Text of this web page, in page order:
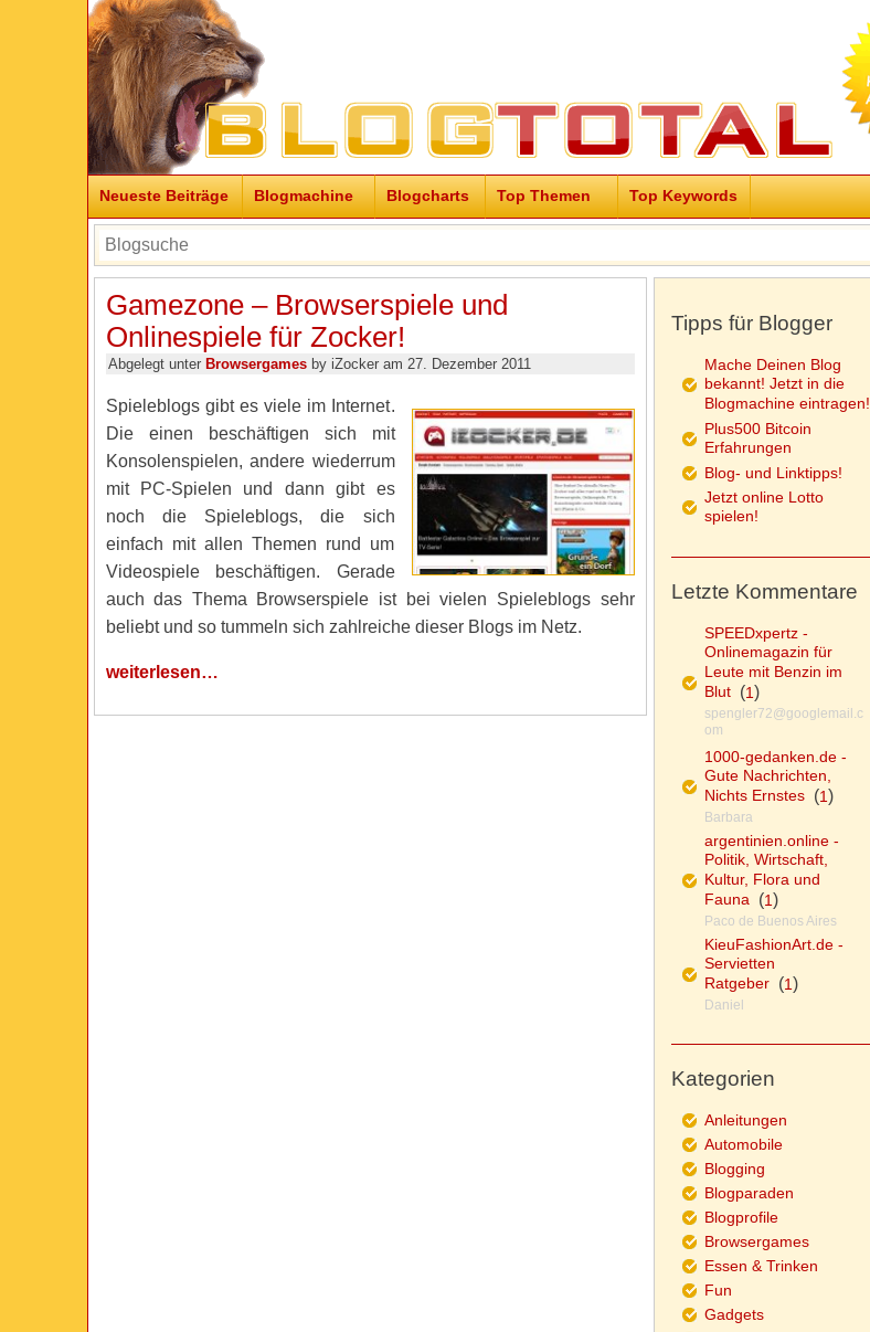
Neueste Beiträge Blogmachine Blogcharts Top Themen Top Keywords
Gamezone – Browserspiele und
Onlinespiele für Zocker!
Abgelegt unter Browsergamesby iZocker am 27. Dezember 2011
Spieleblogs gibt es viele im Internet.
Die einen beschäftigen sich mit
Konsolenspielen, andere wiederrum
mit PC-Spielen und dann gibt es
noch die Spieleblogs, die sich
einfach mit allen Themen rund um
Videospiele beschäftigen. Gerade
auch das Thema Browserspiele ist bei vielen Spieleblogs sehr
beliebt und so tummeln sich zahlreiche dieser Blogs im Netz.
weiterlesen…
Tipps für Blogger
Mache Deinen Blog
bekannt! Jetzt in die
Blogmachine eintragen!
Plus500 Bitcoin
Erfahrungen
Blog- und Linktipps!
Jetzt online Lotto
spielen!
Letzte Kommentare
SPEEDxpertz -
Onlinemagazin für
Leute mit Benzin im
Blut(1)
spengler72@googlemail.c
om
1000-gedanken.de -
Gute Nachrichten,
Nichts Ernstes(1)
Barbara
argentinien.online -
Politik, Wirtschaft,
Kultur, Flora und
Fauna(1)
Paco de Buenos Aires
KieuFashionArt.de -
Servietten
Ratgeber(1)
Daniel
Kategorien
Anleitungen
Automobile
Blogging
Blogparaden
Blogprofile
Browsergames
Essen & Trinken
Fun
Gadgets